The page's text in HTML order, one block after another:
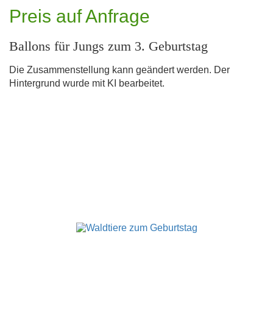
Preis auf Anfrage
Ballons für Jungs zum 3. Geburtstag
Die Zusammenstellung kann geändert werden. Der
Hintergrund wurde mit KI bearbeitet.